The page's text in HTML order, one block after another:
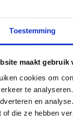
Toestemming
maakt gebruik
cookies om
te
en
of die ze hebben